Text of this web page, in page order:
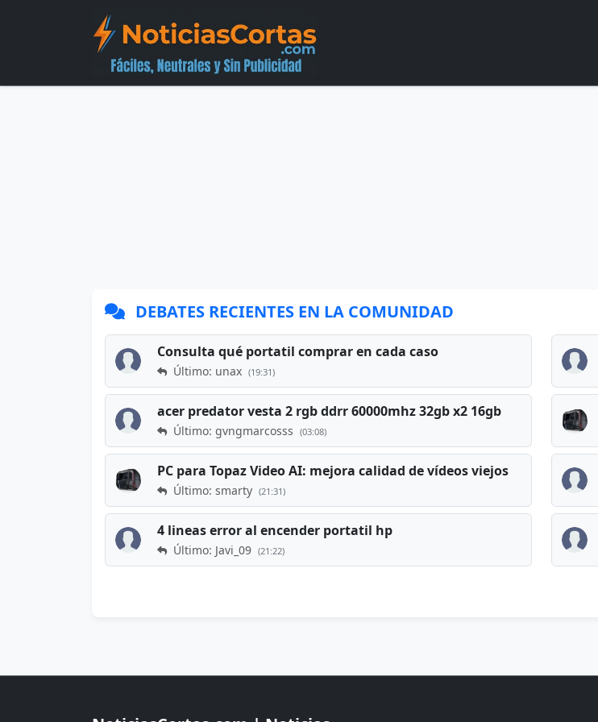
DEBATES RECIENTES EN LA COMUNIDAD
Consulta qué portatil comprar en cada caso
Último: unax (19:31)
acer predator vesta 2 rgb ddrr 60000mhz 32gb x2 16gb
Último: gvngmarcosss (03:08)
PC para Topaz Video AI: mejora calidad de vídeos viejos
Último: smarty (21:31)
4 lineas error al encender portatil hp
Último: Javi_09 (21:22)